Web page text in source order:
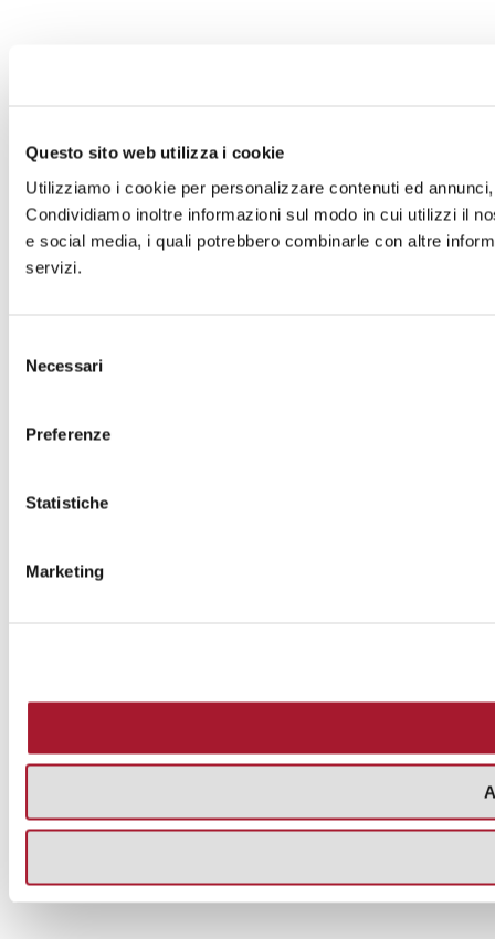
Questo sito web utilizza i cookie
Utilizziamo i cookie per personalizzare contenuti ed
Condividiamo inoltre informazioni sul modo in cui utilizzi il
e social media, i quali potrebbero combinarle con altre
servizi.
delNecessari
Preferenze
Statistiche
Marketing